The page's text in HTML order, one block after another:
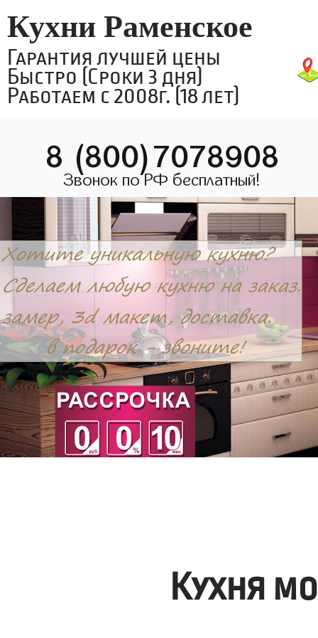
Кухни Раменское
Гарантия лучшей цены
Быстро (Сроки 3 дня)
Работаем с 2008г. (18 лет)
8 (800)7078908
Звонок по РФ бесплатный!
Кухня